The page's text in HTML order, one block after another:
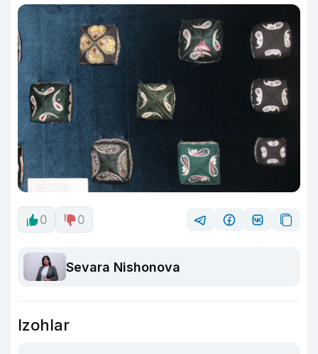
0 0
Sevara Nishonova
Izohlar